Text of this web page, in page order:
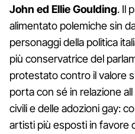
John ed Ellie Goulding. Il
alimentato polemiche sin
personaggi della politica
più conservatrice del
protestato contro il valore
porta con sé in relazione
civili e delle adozioni gay:
artisti più esposti in favore